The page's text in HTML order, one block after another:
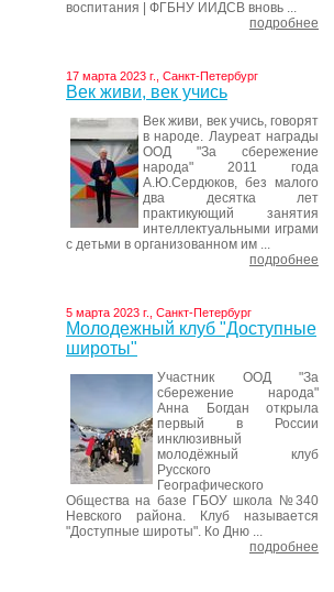
воспитания | ФГБНУ ИИДСВ вновь ...
подробнее
17 марта 2023 г., Санкт-Петербург
Век живи, век учись
Век живи, век учись, говорят
в народе. Лауреат награды
ООД "За сбережение
народа" 2011 года
А.Ю.Сердюков, без малого
два десятка лет
практикующий занятия
интеллектуальными играми
с детьми в организованном им ...
подробнее
5 марта 2023 г., Санкт-Петербург
Молодежный клуб "Доступные
широты"
Участник ООД "За
сбережение народа"
Анна Богдан открыла
первый в России
инклюзивный
молодёжный клуб
Русского
Географического
Общества на базе ГБОУ школа №340
Невского района. Клуб называется
"Доступные широты". Ко Дню ...
подробнее